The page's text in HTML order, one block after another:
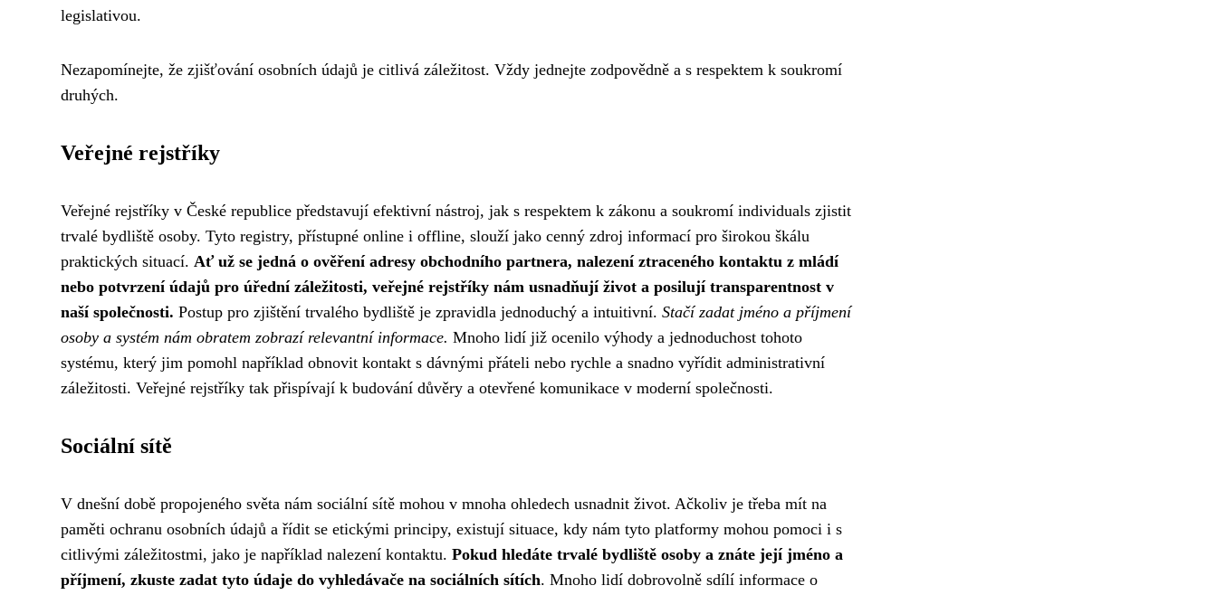
legislativou.
Nezapomínejte, že zjišťování osobních údajů je citlivá záležitost. Vždy jednejte zodpovědně a s respektem k soukromí
druhých.
Veřejné rejstříky
Veřejné rejstříky v České republice představují efektivní nástroj, jak s respektem k zákonu a soukromí individuals zjistit
trvalé bydliště osoby. Tyto registry, přístupné online i offline, slouží jako cenný zdroj informací pro širokou škálu
praktických situací. Ať už se jedná o ověření adresy obchodního partnera, nalezení ztraceného kontaktu z mládí
nebo potvrzení údajů pro úřední záležitosti, veřejné rejstříky nám usnadňují život a posilují transparentnost v
naší společnosti. Postup pro zjištění trvalého bydliště je zpravidla jednoduchý a intuitivní. Stačí zadat jméno a příjmení
osoby a systém nám obratem zobrazí relevantní informace. Mnoho lidí již ocenilo výhody a jednoduchost tohoto
systému, který jim pomohl například obnovit kontakt s dávnými přáteli nebo rychle a snadno vyřídit administrativní
záležitosti. Veřejné rejstříky tak přispívají k budování důvěry a otevřené komunikace v moderní společnosti.
Sociální sítě
V dnešní době propojeného světa nám sociální sítě mohou v mnoha ohledech usnadnit život. Ačkoliv je třeba mít na
paměti ochranu osobních údajů a řídit se etickými principy, existují situace, kdy nám tyto platformy mohou pomoci i s
citlivými záležitostmi, jako je například nalezení kontaktu. Pokud hledáte trvalé bydliště osoby a znáte její jméno a
příjmení, zkuste zadat tyto údaje do vyhledávače na sociálních sítích. Mnoho lidí dobrovolně sdílí informace o